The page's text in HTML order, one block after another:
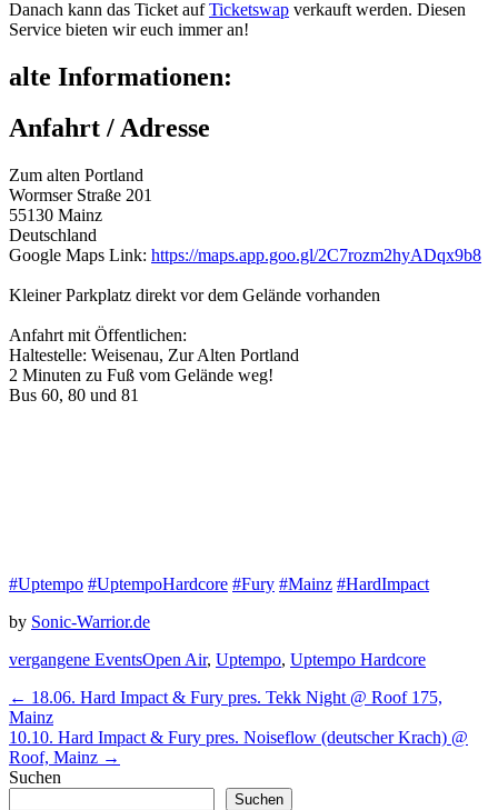
Danach kann das Ticket aufTicketswap verkauft werden. Diesen
Service bieten wir euch immer an!
alte Informationen:
Anfahrt / Adresse
Zum alten Portland
Wormser Straße 201
55130 Mainz
Deutschland
Google Maps Link: https://maps.app.goo.gl/2C7rozm2hyADqx9b8
Kleiner Parkplatz direkt vor dem Gelände vorhanden
Anfahrt mit Öffentlichen:
Haltestelle: Weisenau, Zur Alten Portland
2 Minuten zu Fuß vom Gelände weg!
Bus 60, 80 und 81
#Uptempo #UptempoHardcore #Fury #Mainz #HardImpact
by Sonic-Warrior.de
Categories
vergangene EventsTags
Open Air, Uptempo, Uptempo Hardcore
Beitragsnavigation
← Previous
post:
18.06. Hard Impact & Fury pres. Tekk Night @ Roof 175,
Mainz
Next
post:
10.10. Hard Impact & Fury pres. Noiseflow (deutscher Krach) @
Roof, Mainz →
Suchen
Suchen